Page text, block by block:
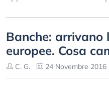
Banche: arrivano
europee. Cosa
C. G. 24 Novembre 2016